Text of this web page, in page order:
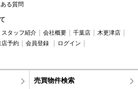
る質問
スタッフ紹介 会社概要 千葉店
木更津店
店予約 会員登録
ログイン
売買物件検索